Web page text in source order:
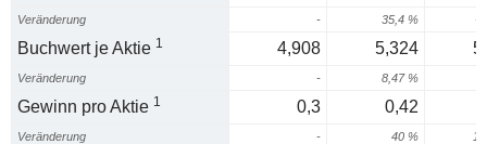
Veränderung - 35,4 % -
Buchwert je Aktie 1 4,908 5,324
Veränderung - 8,47 %
Gewinn pro Aktie 1 0,3 0,42
Veränderung - 40 %